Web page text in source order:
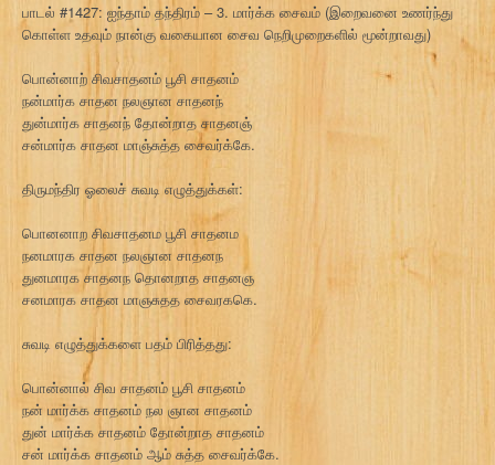
பாடல் #1427: ஐந்தாம் தந்திரம் – 3. மார்க்க சைவம் (இறைவனை உணர்ந்து
கொள்ள உதவும் நான்கு வகையான சைவ நெறிமுறைகளில் மூன்றாவது)
பொன்னாற் சிவசாதனம் பூசி சாதனம்
நன்மார்க சாதன நலஞான சாதனந்
துன்மார்க சாதனந் தோன்றாத சாதனஞ்
சன்மார்க சாதன மாஞ்சுத்த சைவர்க்கே.
திருமந்திர ஓலைச் சுவடி எழுத்துக்கள்:
பொனனாற சிவசாதனம பூசி சாதனம
நனமாரக சாதன நலஞான சாதனந
துனமாரக சாதனந தொனறாத சாதனஞ
சனமாரக சாதன மாஞசுதத சைவரககெ.
சுவடி எழுத்துக்களை பதம் பிரித்தது:
பொன்னால் சிவ சாதனம் பூசி சாதனம்
நன் மார்க்க சாதனம் நல ஞான சாதனம்
துன் மார்க்க சாதனம் தோன்றாத சாதனம்
சன் மார்க்க சாதனம் ஆம் சுத்த சைவர்க்கே.